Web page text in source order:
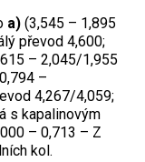
a) (3,545 – 1,895
převod 4,600;
– 2,045/1,955
–
4,267/4,059;
s kapalinovým
– 0,713 – Z
kol.